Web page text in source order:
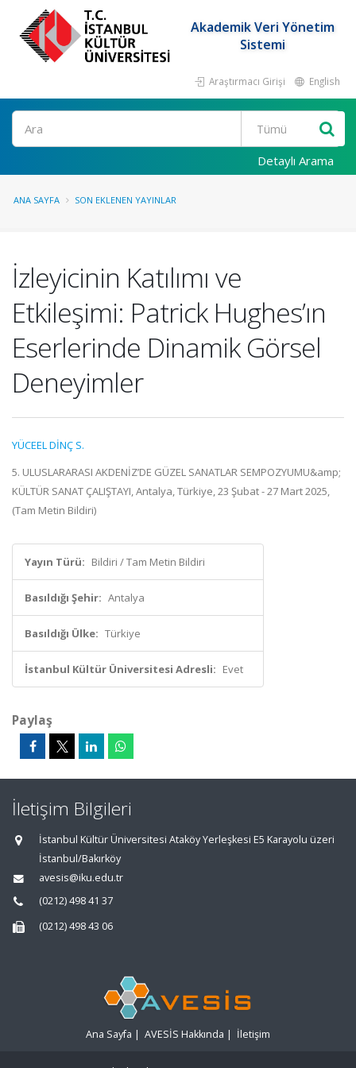
Akademik Veri Yönetim
Sistemi
Araştırmacı Girişi English
Ara
Detaylı Arama
ANA SAYFA SON EKLENEN YAYINLAR
İzleyicinin Katılımı ve
Etkileşimi: Patrick Hughes’ın
Eserlerinde Dinamik Görsel
Deneyimler
YÜCEEL DİNÇ S.
5. ULUSLARARASI AKDENİZ’DE GÜZEL SANATLAR SEMPOZYUMU&amp;
KÜLTÜR SANAT ÇALIŞTAYI, Antalya, Türkiye, 23 Şubat - 27 Mart 2025,
(Tam Metin Bildiri)
Yayın Türü: Bildiri / Tam Metin Bildiri
Basıldığı Şehir: Antalya
Basıldığı Ülke: Türkiye
İstanbul Kültür Üniversitesi Adresli: Evet
Paylaş
İletişim Bilgileri
İstanbul Kültür Üniversitesi Ataköy Yerleşkesi E5 Karayolu üzeri
İstanbul/Bakırköy
avesis@iku.edu.tr
(0212) 498 41 37
(0212) 498 43 06
Ana Sayfa | AVESİS Hakkında | İletişim